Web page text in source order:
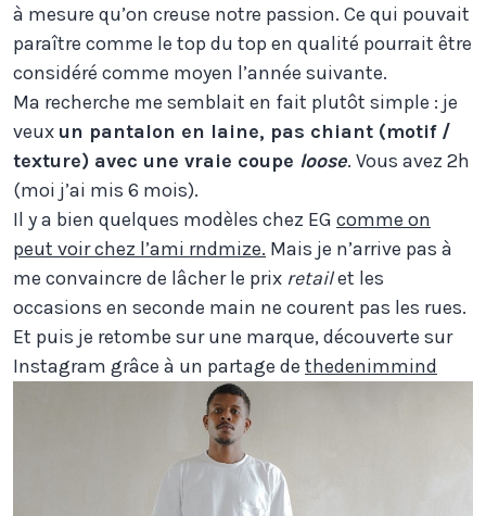
à mesure qu’on creuse notre passion. Ce qui pouvait
paraître comme le top du top en qualité pourrait être
considéré comme moyen l’année suivante.
Ma recherche me semblait en fait plutôt simple : je
veux un pantalon en laine, pas chiant (motif /
texture) avec une vraie coupe loose. Vous avez 2h
(moi j’ai mis 6 mois).
Il y a bien quelques modèles chez EG comme on
peut voir chez l’ami rndmize. Mais je n’arrive pas à
me convaincre de lâcher le prix retailet les
occasions en seconde main ne courent pas les rues.
Et puis je retombe sur une marque, découverte sur
Instagram grâce à un partage de thedenimmind